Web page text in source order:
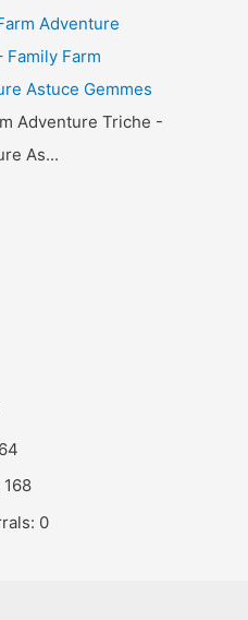
Adventure
Family Farm
Astuce Gemmes
Adventure Triche -
As...
168
0